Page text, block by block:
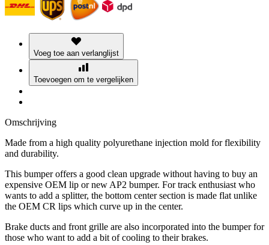
Voeg toe aan verlanglijst
Toevoegen om te vergelijken
Omschrijving
Made from a high quality polyurethane injection mold for flexibility
and durability.
This bumper offers a good clean upgrade without having to buy an
expensive OEM lip or new AP2 bumper. For track enthusiast who
wants to add a splitter, the bottom center section is made flat unlike
the OEM CR lips which curve up in the center.
Brake ducts and front grille are also incorporated into the bumper for
those who want to add a bit of cooling to their brakes.